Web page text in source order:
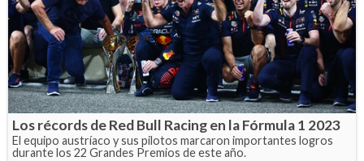
Los récords de Red Bull Racing en la Fórmula 1 2023
El equipo austríaco y sus pilotos marcaron importantes logros
durante los 22 Grandes Premios de este año.